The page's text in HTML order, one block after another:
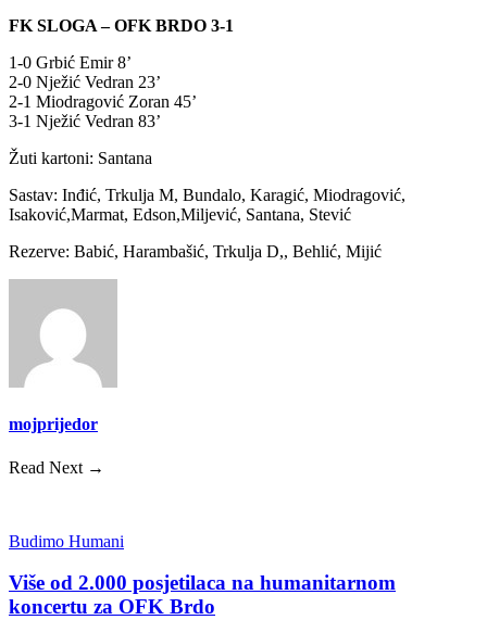
FK SLOGA – OFK BRDO 3-1
1-0 Grbić Emir 8’
2-0 Nježić Vedran 23’
2-1 Miodragović Zoran 45’
3-1 Nježić Vedran 83’
Žuti kartoni: Santana
Sastav: Inđić, Trkulja M, Bundalo, Karagić, Miodragović,
Isaković,Marmat, Edson,Miljević, Santana, Stević
Rezerve: Babić, Harambašić, Trkulja D,, Behlić, Mijić
mojprijedor
Read Next →
Budimo Humani
Više od 2.000 posjetilaca na humanitarnom
koncertu za OFK Brdo